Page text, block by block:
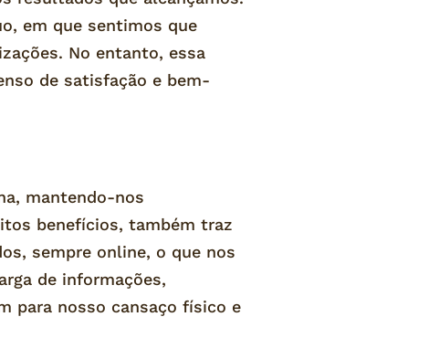
em que sentimos que
No entanto, essa
de satisfação e bem-
mantendo-nos
benefícios, também traz
sempre online, o que nos
de informações,
para nosso cansaço físico e